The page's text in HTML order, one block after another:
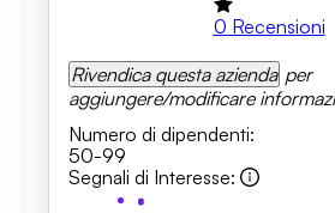
0 Recensioni
Rivendica questa azienda per
aggiungere/modificare
Numero di dipendenti:
50-99
Segnali di Interesse: